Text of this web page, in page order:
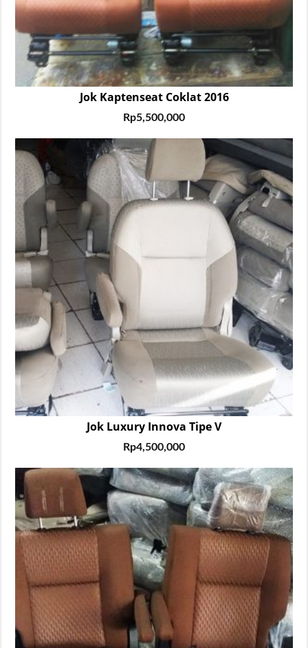
Jok Kaptenseat Coklat 2016
Rp5,500,000
Jok Luxury Innova Tipe V
Rp4,500,000